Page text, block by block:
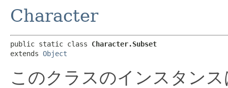
Character
public static class Character.Subset
extends Object
このクラスのインスタン